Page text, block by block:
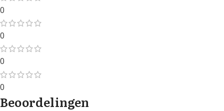
0
0
0
0
Beoordelingen